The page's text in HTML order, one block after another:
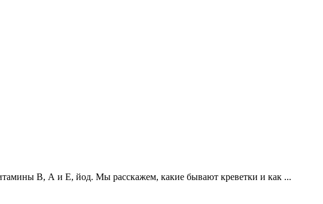
В, А и Е, йод. Мы расскажем, какие бывают креветки и как ...